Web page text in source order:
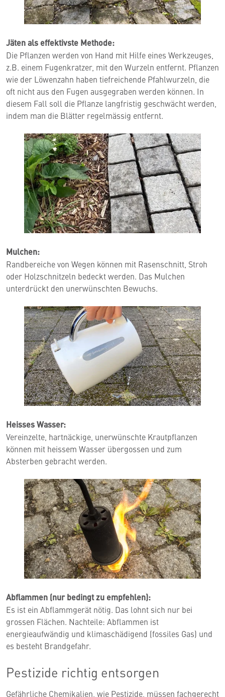
Jäten als effektivste Methode:
Die Pflanzen werden von Hand mit Hilfe eines Werkzeuges,
z.B. einem Fugenkratzer, mit den Wurzeln entfernt. Pflanzen
wie der Löwenzahn haben tiefreichende Pfahlwurzeln, die
oft nicht aus den Fugen ausgegraben werden können. In
diesem Fall soll die Pflanze langfristig geschwächt werden,
indem man die Blätter regelmässig entfernt.
Mulchen:
Randbereiche von Wegen können mit Rasenschnitt, Stroh
oder Holzschnitzeln bedeckt werden. Das Mulchen
unterdrückt den unerwünschten Bewuchs.
Heisses Wasser:
Vereinzelte, hartnäckige, unerwünschte Krautpflanzen
können mit heissem Wasser übergossen und zum
Absterben gebracht werden.
Abflammen (nur bedingt zu empfehlen):
Es ist ein Abflammgerät nötig. Das lohnt sich nur bei
grossen Flächen. Nachteile: Abflammen ist
energieaufwändig und klimaschädigend (fossiles Gas) und
es besteht Brandgefahr.
Pestizide richtig entsorgen
Gefährliche Chemikalien, wie Pestizide, müssen fachgerecht